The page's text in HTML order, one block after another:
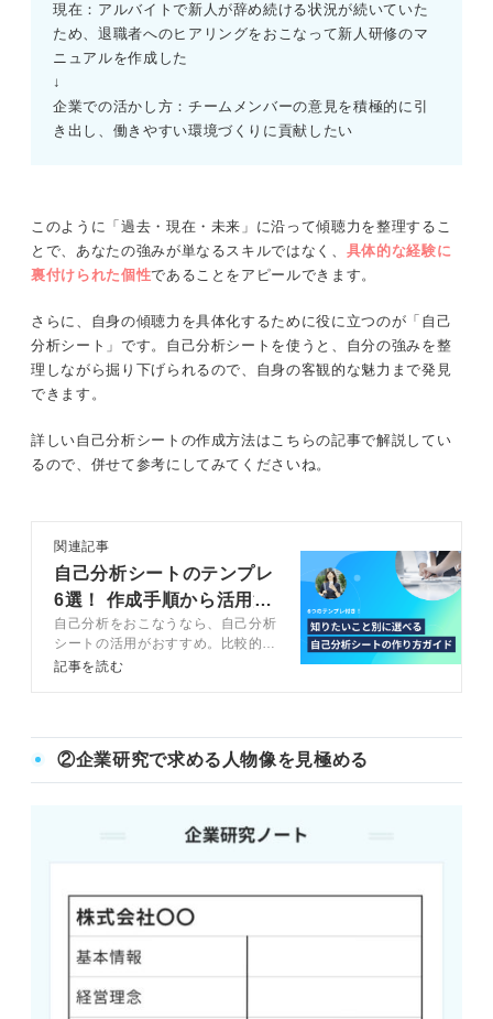
現在：アルバイトで新人が辞め続ける状況が続いていた
ため、退職者へのヒアリングをおこなって新人研修のマ
ニュアルを作成した
↓
企業での活かし方：チームメンバーの意見を積極的に引
き出し、働きやすい環境づくりに貢献したい
このように「過去・現在・未来」に沿って傾聴力を整理するこ
とで、あなたの強みが単なるスキルではなく、 具体的な経験に
裏付けられた個性であることをアピールできます。
さらに、自身の傾聴力を具体化するために役に立つのが「自己
分析シート」です。自己分析シートを使うと、自分の強みを整
理しながら掘り下げられるので、自身の客観的な魅力まで発見
できます。
詳しい自己分析シートの作成方法はこちらの記事で解説してい
るので、併せて参考にしてみてくださいね。
関連記事
自己分析シートのテンプレ
6選！ 作成手順から活用法
まで徹底解説
自己分析をおこなうなら、自己分析
シートの活用がおすすめ。比較的短
時間で的確な分析が可能であり、時
シートの作り方や活用方法を解説し
ます。
記事を読む
②企業研究で求める人物像を見極める